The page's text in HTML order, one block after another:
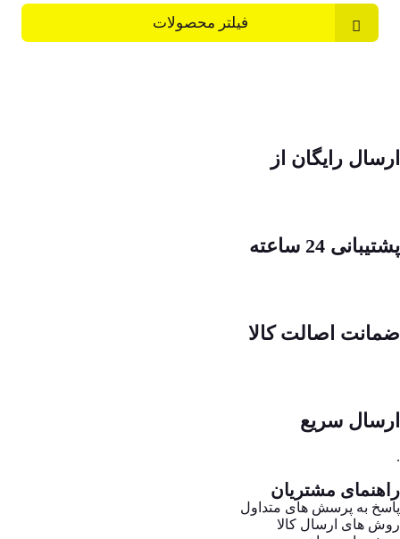
فیلتر محصولات
ارسال رایگان از
پشتیبانی 24 ساعته
ضمانت اصالت کالا
ارسال سریع
.
راهنمای مشتریان
پاسخ به پرسش های متداول
روش های ارسال کالا